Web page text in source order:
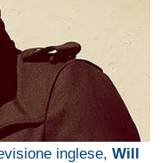
inglese, Will